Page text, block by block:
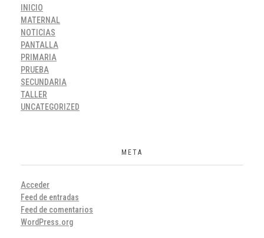
INICIO
MATERNAL
NOTICIAS
PANTALLA
PRIMARIA
PRUEBA
SECUNDARIA
TALLER
UNCATEGORIZED
META
Acceder
Feed de entradas
Feed de comentarios
WordPress.org